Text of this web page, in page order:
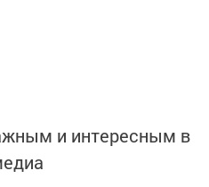
и интересным в